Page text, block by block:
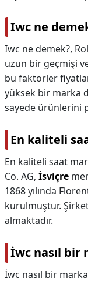
Iwc ne
Iwc ne demek?,
uzun bir geçmişi
bu faktörler
yüksek bir marka
sayede ürünlerini
En kaliteli
En kaliteli saat
Co. AG, İsviçre
1868 yılında
kurulmuştur.
almaktadır.
İwc nasıl bir
İwc nasıl bir